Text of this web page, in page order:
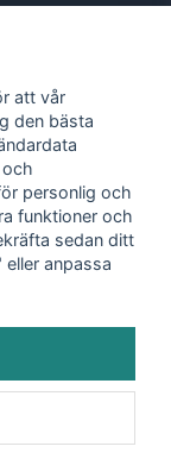
att vår
den bästa
personlig och
funktioner och
sedan ditt
anpassa